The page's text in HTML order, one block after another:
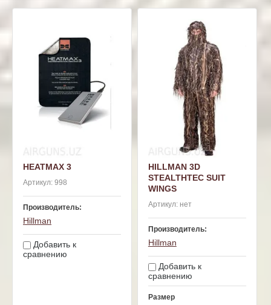
HEATMAX 3
Артикул: 998
Производитель:
Hillman
Добавить к
сравнению
HILLMAN 3D
STEALTHTEC SUIT
WINGS
Артикул:нет
Производитель:
Hillman
Добавить к
сравнению
Размер